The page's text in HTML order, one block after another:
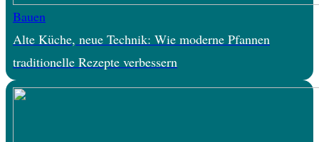
Bauen
Alte Küche, neue Technik: Wie moderne Pfannen
traditionelle Rezepte verbessern